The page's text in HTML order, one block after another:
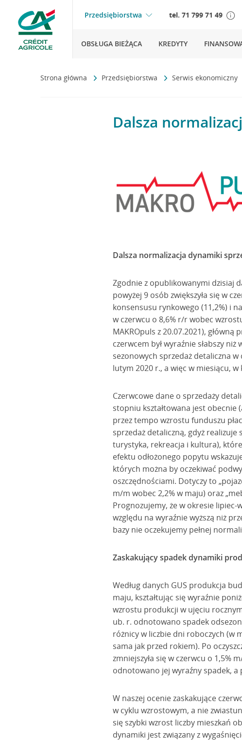
Przedsiębiorstwa tel. 71 799 71 49
OBSŁUGA BIEŻĄCA KREDYTY
Strona główna Przedsiębiorstwa Serwis ekonomiczny
Dalsza
Dalsza normalizacja dynamiki
Zgodnie z opublikowanymi dzisiaj
powyżej 9 osób zwiększyła się w
konsensusu rynkowego (11,2%) i
w czerwcu o 8,6% r/r wobec
MAKROpuls z 20.07.2021),
czerwcem był wyraźnie słabszy
sezonowych sprzedaż detaliczna w
lutym 2020 r., a więc w miesiącu,
Czerwcowe dane o sprzedaży
stopniu kształtowana jest obecnie
przez tempo wzrostu funduszu
sprzedaż detaliczną, gdyż
turystyka, rekreacja i kultura),
efektu odłożonego popytu
których można by oczekiwać
oszczędnościami. Dotyczy to
m/m wobec 2,2% w maju) oraz
Prognozujemy, że w okresie
względu na wyraźnie wyższą niż
bazy nie oczekujemy pełnej
Zaskakujący spadek dynamiki
Według danych GUS produkcja
maju, kształtując się wyraźnie
wzrostu produkcji w ujęciu
ub. r. odnotowano spadek
różnicy w liczbie dni roboczych (w
sama jak przed rokiem). Po
zmniejszyła się w czerwcu o 1,5%
odnotowano jej wyraźny spadek, a
W naszej ocenie zaskakujące
w cyklu wzrostowym, a nie
się szybki wzrost liczby mieszkań
dynamiki jest związany z